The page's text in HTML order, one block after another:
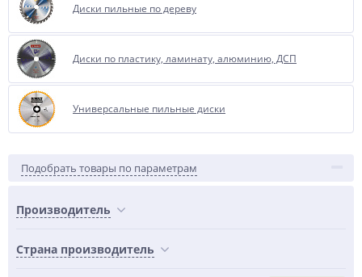
Диски пильные по дереву
Диски по пластику, ламинату, алюминию, ДСП
Универсальные пильные диски
Подобрать товары по параметрам
Производитель
Страна производитель